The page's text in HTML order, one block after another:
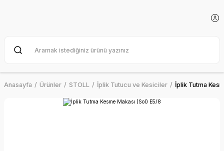
Anasayfa Ürünler STOLL İplik Tutucu ve Kesiciler İplik Tutma